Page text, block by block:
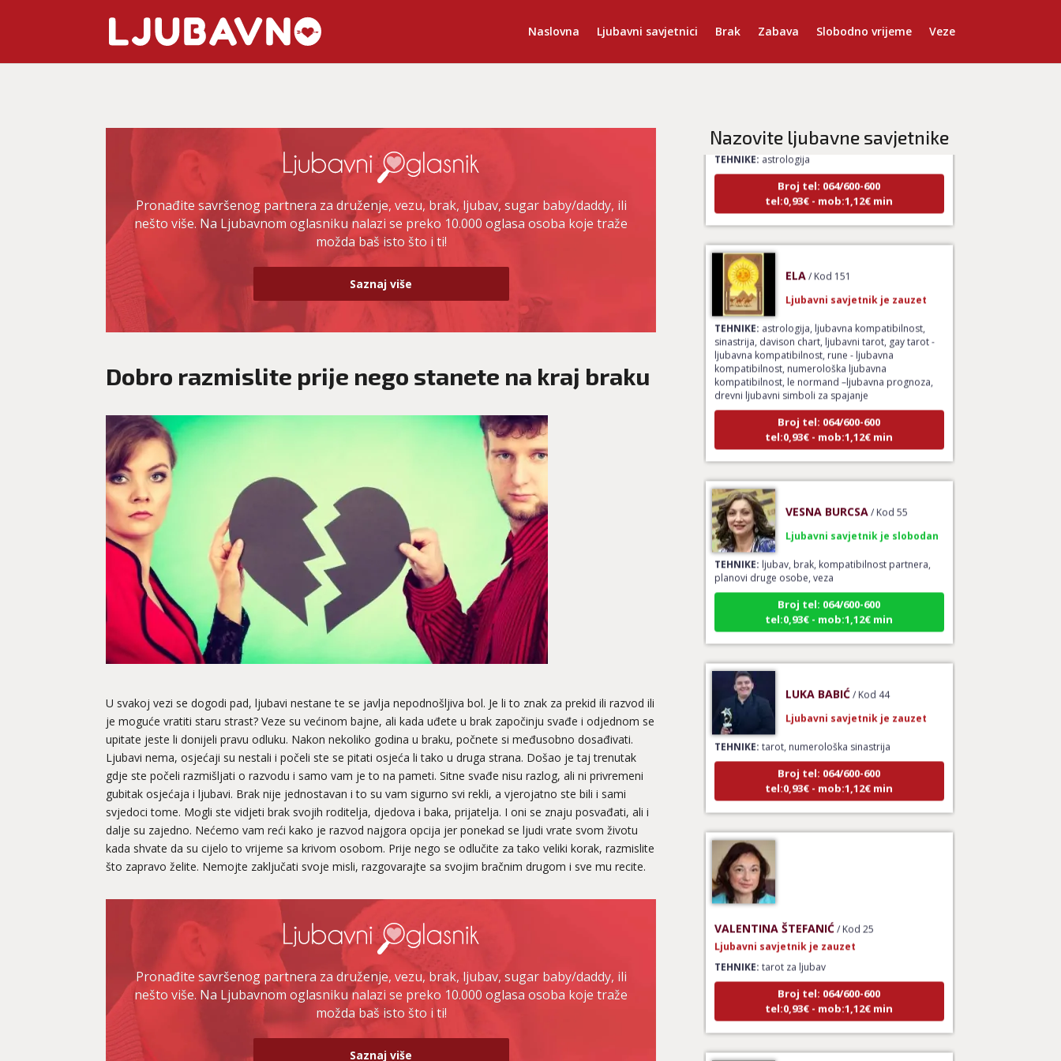
Naslovna Ljubavni savjetnici Brak Zabava Slobodno vrijeme Veze
Pronađite savršenog partnera za druženje, vezu, brak, ljubav, sugar baby/daddy, ili
nešto više. Na Ljubavnom oglasniku nalazi se preko 10.000 oglasa osoba koje traže
možda baš isto što i ti!
Saznaj više
Dobro razmislite prije nego stanete na kraj braku
U svakoj vezi se dogodi pad, ljubavi nestane te se javlja nepodnošljiva bol. Je li to znak za prekid ili razvod ili
je moguće vratiti staru strast? Veze su većinom bajne, ali kada uđete u brak započinju svađe i odjednom se
upitate jeste li donijeli pravu odluku. Nakon nekoliko godina u braku, počnete si međusobno dosađivati.
Ljubavi nema, osjećaji su nestali i počeli ste se pitati osjeća li tako u druga strana. Došao je taj trenutak
gdje ste počeli razmišljati o razvodu i samo vam je to na pameti. Sitne svađe nisu razlog, ali ni privremeni
gubitak osjećaja i ljubavi. Brak nije jednostavan i to su vam sigurno svi rekli, a vjerojatno ste bili i sami
svjedoci tome. Mogli ste vidjeti brak svojih roditelja, djedova i baka, prijatelja. I oni se znaju posvađati, ali i
dalje su zajedno. Nećemo vam reći kako je razvod najgora opcija jer ponekad se ljudi vrate svom životu
kada shvate da su cijelo to vrijeme sa krivom osobom. Prije nego se odlučite za tako veliki korak, razmislite
što zapravo želite. Nemojte zaključati svoje misli, razgovarajte sa svojim bračnim drugom i sve mu recite.
Pronađite savršenog partnera za druženje, vezu, brak, ljubav, sugar baby/daddy, ili
nešto više. Na Ljubavnom oglasniku nalazi se preko 10.000 oglasa osoba koje traže
možda baš isto što i ti!
Saznaj više
Nazovite ljubavne savjetnike
astrologija
Broj tel: 064/600-600
tel:0,93€ - mob:1,12€ min
TEHNIKE:astrologija, ljubavna kompatibilnost,
sinastrija, davison chart, ljubavni tarot, gay tarot -
ljubavna kompatibilnost, rune - ljubavna
kompatibilnost, numerološka ljubavna
kompatibilnost, le normand –ljubavna prognoza,
drevni ljubavni simboli za spajanje
Broj tel: 064/600-600
tel:0,93€ - mob:1,12€ min
TEHNIKE:ljubav, brak, kompatibilnost partnera,
planovi druge osobe, veza
Broj tel: 064/600-600
tel:0,93€ - mob:1,12€ min
LUKA BABIĆ
TEHNIKE:tarot, numerološka sinastrija
Broj tel: 064/600-600
tel:0,93€ - mob:1,12€ min
VALENTINA ŠTEFANIĆ
Ljubavni savjetnik je zauzet
TEHNIKE:
tarot za ljubav
Broj tel: 064/600-600
tel:0,93€ - mob:1,12€ min